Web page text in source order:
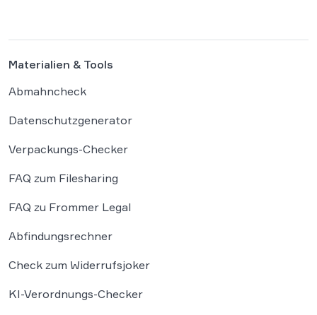
Materialien & Tools
Abmahncheck
Datenschutzgenerator
Verpackungs-Checker
FAQ zum Filesharing
FAQ zu Frommer Legal
Abfindungsrechner
Check zum Widerrufsjoker
KI-Verordnungs-Checker